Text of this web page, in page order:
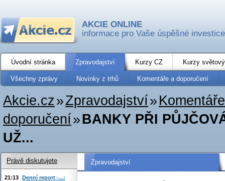
AKCIE ONLINE
informace pro Vaše úspěšné investice
Úvodní stránka Zpravodajství Kurzy CZ Kurzy
Všechny zprávy Novinky z trhů Komentáře a doporučení
Akcie.cz»Zpravodajství»
doporučení»BANKY PŘI
UŽ...
Zpravodajství
Právě diskutujete
21:13 Denní report -...: